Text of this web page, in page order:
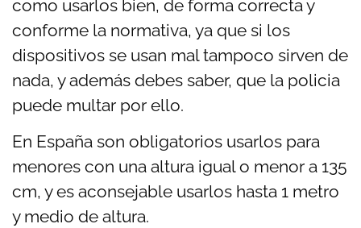
como usarlos bien, de forma correcta y
conforme la normativa, ya que si los
dispositivos se usan mal tampoco sirven de
nada, y además debes saber, que la policia
puede multar por ello.
En España son obligatorios usarlos para
menores con una altura igual o menor a 135
cm, y es aconsejable usarlos hasta 1 metro
y medio de altura.